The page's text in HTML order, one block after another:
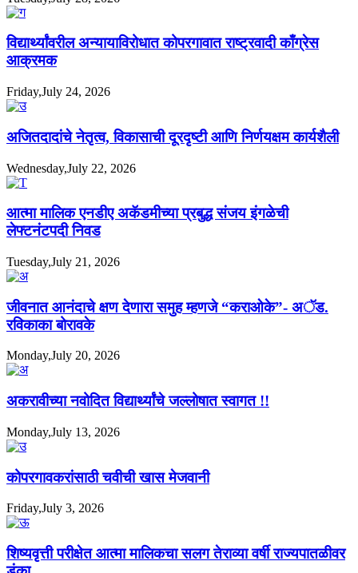
विद्यार्थ्यांवरील अन्यायाविरोधात कोपरगावात राष्ट्रवादी काँग्रेस
आक्रमक
Friday,July 24, 2026
अजितदादांचे नेतृत्व, विकासाची दूरदृष्टी आणि निर्णयक्षम कार्यशैली
Wednesday,July 22, 2026
आत्मा मालिक एनडीए अकॅडमीच्या प्रबुद्ध संजय इंगळेची
लेफ्टनंटपदी निवड
Tuesday,July 21, 2026
जीवनात आनंदाचे क्षण देणारा समुह म्हणजे “कराओके”- अॅड.
रविकाका बोरावके
Monday,July 20, 2026
अकरावीच्या नवोदित विद्यार्थ्यांचे जल्लोषात स्वागत !!
Monday,July 13, 2026
कोपरगावकरांसाठी चवीची खास मेजवानी
Friday,July 3, 2026
शिष्यवृत्ती परीक्षेत आत्मा मालिकचा सलग तेराव्या वर्षी राज्यपातळीवर